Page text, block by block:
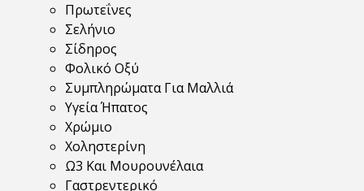
Πρωτεΐνες
Σελήνιο
Σίδηρος
Φολικό Οξύ
Συμπληρώματα Για Μαλλιά
Υγεία Ήπατος
Χρώμιο
Χοληστερίνη
Ω3 Και Μουρουνέλαια
Γαστρεντερικό